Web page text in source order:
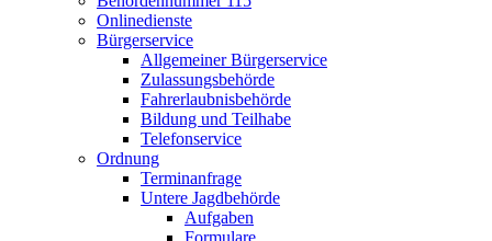
Onlinedienste
Bürgerservice
Allgemeiner Bürgerservice
Zulassungsbehörde
Fahrerlaubnisbehörde
Bildung und Teilhabe
Telefonservice
Ordnung
Terminanfrage
Untere Jagdbehörde
Aufgaben
Formulare